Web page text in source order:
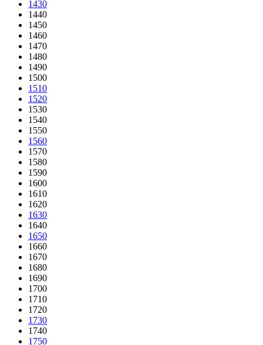
1430
1440
1450
1460
1470
1480
1490
1500
1510
1520
1530
1540
1550
1560
1570
1580
1590
1600
1610
1620
1630
1640
1650
1660
1670
1680
1690
1700
1710
1720
1730
1740
1750